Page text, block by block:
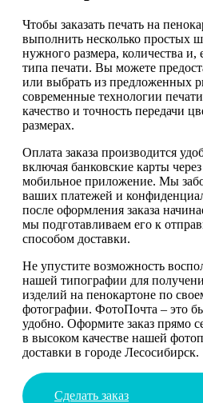
Чтобы заказать печать на
выполнить несколько простых
нужного размера, количества и,
типа печати. Вы можете
или выбрать из предложенных
современные технологии
качество и точность передачи
размерах.
Оплата заказа производится
включая банковские карты
мобильное приложение. Мы
ваших платежей и
после оформления заказа
мы подготавливаем его к
способом доставки.
Не упустите возможность
нашей типографии для
изделий на пенокартоне по
фотографии. ФотоПочта – это
удобно. Оформите заказ прямо
в высоком качестве нашей
доставки в городе Лесосибирск.
Сделать заказ